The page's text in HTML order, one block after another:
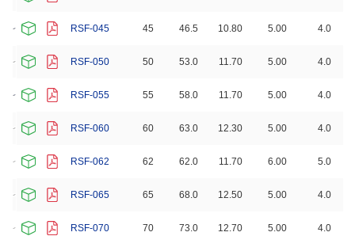
RSF-045 45 46.5 10.80 5.00 4.0
RSF-050 50 53.0 11.70 5.00 4.0
RSF-055 55 58.0 11.70 5.00 4.0
RSF-060 60 63.0 12.30 5.00 4.0
RSF-062 62 62.0 11.70 6.00 5.0
RSF-065 65 68.0 12.50 5.00 4.0
RSF-070 70 73.0 12.70 5.00 4.0